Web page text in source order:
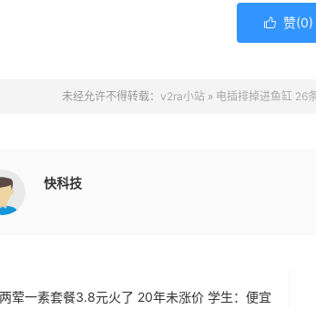
 赞(0)
未经允许不得转载： v2ra小站 » 电插排掉进鱼缸 26
快科技
荤一素套餐3.8元火了 20年未涨价 学生：便宜